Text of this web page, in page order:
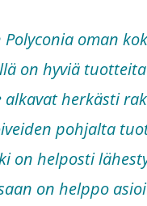
Polyconia oman
on hyviä
alkavat herkästi
pohjalta
on helposti
on helppo